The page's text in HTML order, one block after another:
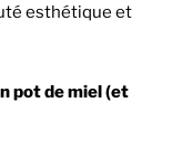
esthétique et
pot de miel (et